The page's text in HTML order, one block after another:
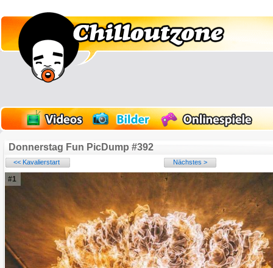
Donnerstag Fun PicDump #392
<< Kavalierstart Nächstes >
#1